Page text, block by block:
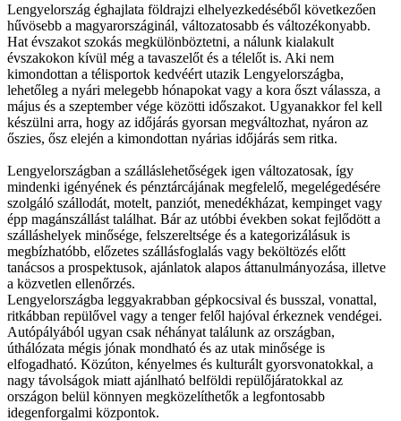
Lengyelország éghajlata földrajzi elhelyezkedéséből következően
hűvösebb a magyarországinál, változatosabb és változékonyabb.
Hat évszakot szokás megkülönböztetni, a nálunk kialakult
évszakokon kívül még a tavaszelőt és a télelőt is. Aki nem
kimondottan a télisportok kedvéért utazik Lengyelországba,
lehetőleg a nyári melegebb hónapokat vagy a kora őszt válassza, a
május és a szeptember vége közötti időszakot. Ugyanakkor fel kell
készülni arra, hogy az időjárás gyorsan megváltozhat, nyáron az
őszies, ősz elején a kimondottan nyárias időjárás sem ritka.
Lengyelországban a szálláslehetőségek igen változatosak, így
mindenki igényének és pénztárcájának megfelelő, megelégedésére
szolgáló szállodát, motelt, panziót, menedékházat, kempinget vagy
épp magánszállást találhat. Bár az utóbbi években sokat fejlődött a
szálláshelyek minősége, felszereltsége és a kategorizálásuk is
megbízhatóbb, előzetes szállásfoglalás vagy beköltözés előtt
tanácsos a prospektusok, ajánlatok alapos áttanulmányozása, illetve
a közvetlen ellenőrzés.
Lengyelországba leggyakrabban gépkocsival és busszal, vonattal,
ritkábban repülővel vagy a tenger felől hajóval érkeznek vendégei.
Autópályából ugyan csak néhányat találunk az országban,
úthálózata mégis jónak mondható és az utak minősége is
elfogadható. Közúton, kényelmes és kulturált gyorsvonatokkal, a
nagy távolságok miatt ajánlható belföldi repülőjáratokkal az
országon belül könnyen megközelíthetők a legfontosabb
idegenforgalmi központok.